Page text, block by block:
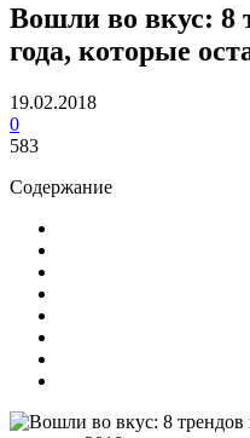
Вошли во вкус: 8
года, которые
19.02.2018
0
583
Содержание